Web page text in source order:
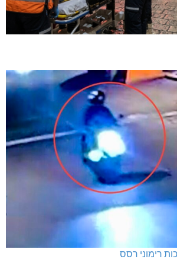
רימוני רסס